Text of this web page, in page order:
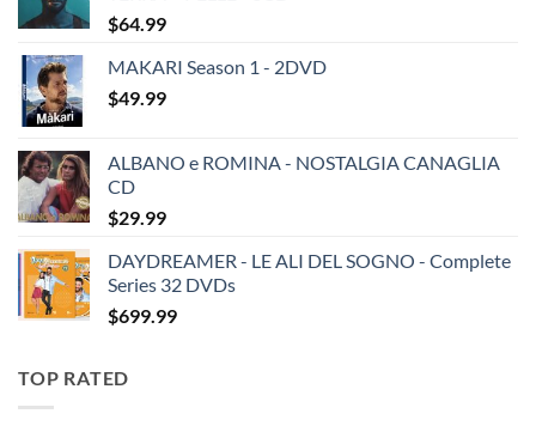
$64.99
MAKARI Season 1 - 2DVD
$49.99
ALBANO e ROMINA - NOSTALGIA CANAGLIA
CD
$29.99
DAYDREAMER - LE ALI DEL SOGNO - Complete
Series 32 DVDs
$699.99
TOP RATED